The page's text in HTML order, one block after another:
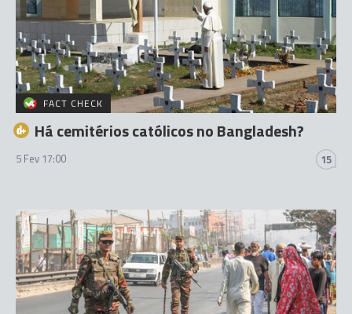
FACT CHECK
Há cemitérios católicos no Bangladesh?
5 Fev 17:00 15